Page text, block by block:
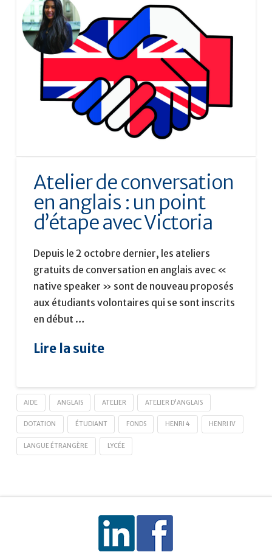
Atelier de conversation
en anglais : un point
d’étape avec Victoria
Depuis le 2 octobre dernier, les ateliers
gratuits de conversation en anglais avec «
native speaker » sont de nouveau proposés
aux étudiants volontaires qui se sont inscrits
en début …
Lire la suite
AIDE ANGLAIS ATELIER ATELIER D'ANGLAIS
DOTATION ÉTUDIANT FONDS HENRI 4 HENRI IV
LANGUE ÉTRANGÈRE LYCÉE